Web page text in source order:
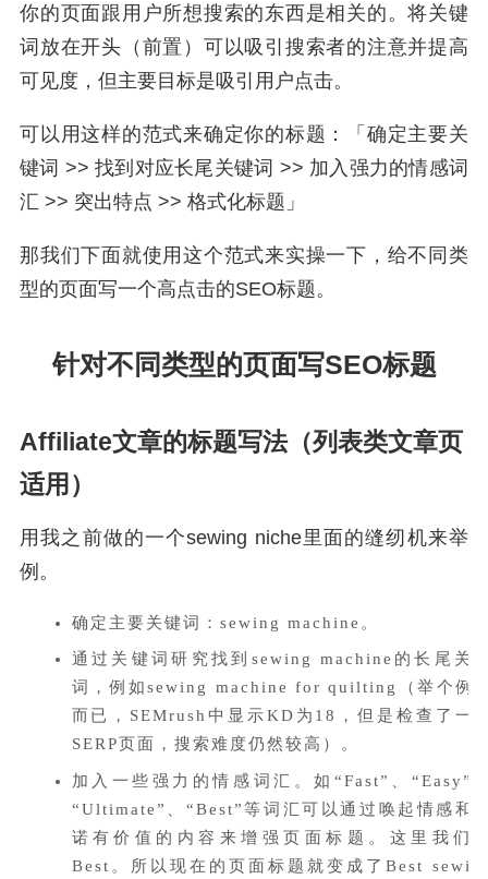
你的页面跟用户所想搜索的东西是相关的。将关键
词放在开头（前置）可以吸引搜索者的注意并提高
可见度，但主要目标是吸引用户点击。
可以用这样的范式来确定你的标题：「确定主要关
键词 >> 找到对应长尾关键词 >> 加入强力的情感词
汇 >> 突出特点 >> 格式化标题」
那我们下面就使用这个范式来实操一下，给不同类
型的页面写一个高点击的SEO标题。
针对不同类型的页面写SEO标题
Affiliate文章的标题写法（列表类文章页
适用）
用我之前做的一个sewing niche里面的缝纫机来举
例。
确定主要关键词：sewing machine。
通过关键词研究找到sewing machine的长尾关
词，例如sewing machine for quilting（举个例
而已，SEMrush中显示KD为18，但是检查了一
SERP页面，搜索难度仍然较高）。
加入一些强力的情感词汇。如“Fast”、“Easy”
“Ultimate”、“Best”等词汇可以通过唤起情感和
诺有价值的内容来增强页面标题。这里我们
Best。所以现在的页面标题就变成了Best